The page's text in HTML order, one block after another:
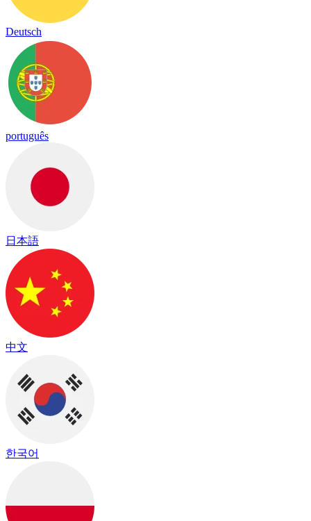
Deutsch
português
日本語
中文
한국어